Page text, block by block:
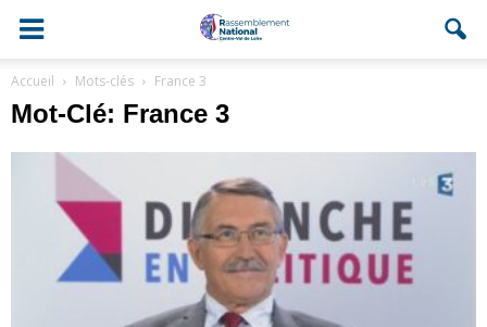
Accueil Mots-clés France 3
Mot-Clé: France 3